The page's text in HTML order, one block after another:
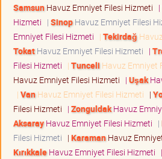
SamsunHavuz Emniyet Filesi Hizmeti |
Hizmeti | SinopHavuz Emniyet Filesi
Emniyet Filesi Hizmeti | Tekirdağ
TokatHavuz Emniyet Filesi Hizmeti |
Filesi Hizmeti | Tunceli Havuz Emniyet
Havuz Emniyet Filesi Hizmeti | Uşak
| VanHavuz Emniyet Filesi Hizmeti |
Filesi Hizmeti | ZonguldakHavuz
AksarayHavuz Emniyet Filesi Hizmeti |
Filesi Hizmeti | KaramanHavuz
KırıkkaleHavuz Emniyet Filesi Hizmeti |